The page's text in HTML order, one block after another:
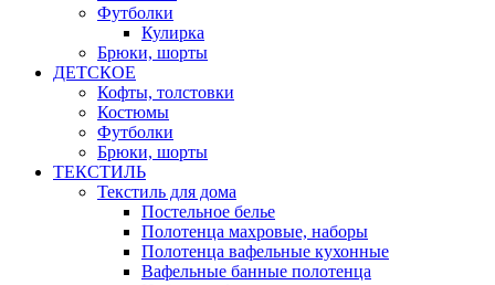
Футболки
Кулирка
Брюки, шорты
ДЕТСКОЕ
Кофты, толстовки
Костюмы
Футболки
Брюки, шорты
ТЕКСТИЛЬ
Текстиль для дома
Постельное белье
Полотенца махровые, наборы
Полотенца вафельные кухонные
Вафельные банные полотенца